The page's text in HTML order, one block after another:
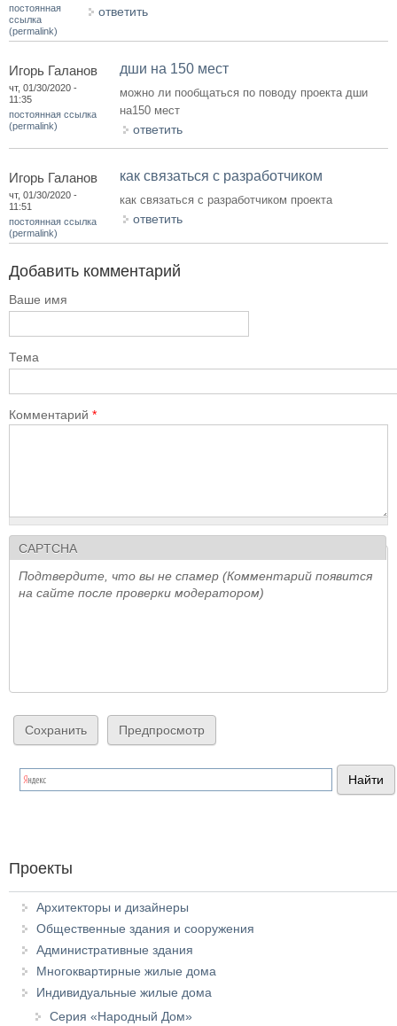
постоянная
ссылка
(permalink)
ответить
Игорь Галанов
чт, 01/30/2020 -
11:35
постоянная ссылка
(permalink)
дши на 150 мест
можно ли пообщаться по поводу проекта дши
на150 мест
ответить
Игорь Галанов
чт, 01/30/2020 -
11:51
постоянная ссылка
(permalink)
как связаться с разработчиком
как связаться с разработчиком проекта
ответить
Добавить комментарий
Ваше имя
Тема
Комментарий *
CAPTCHA
Подтвердите, что вы не спамер (Комментарий появится
на сайте после проверки модератором)
Проекты
Архитекторы и дизайнеры
Общественные здания и сооружения
Административные здания
Многоквартирные жилые дома
Индивидуальные жилые дома
Серия «Народный Дом»